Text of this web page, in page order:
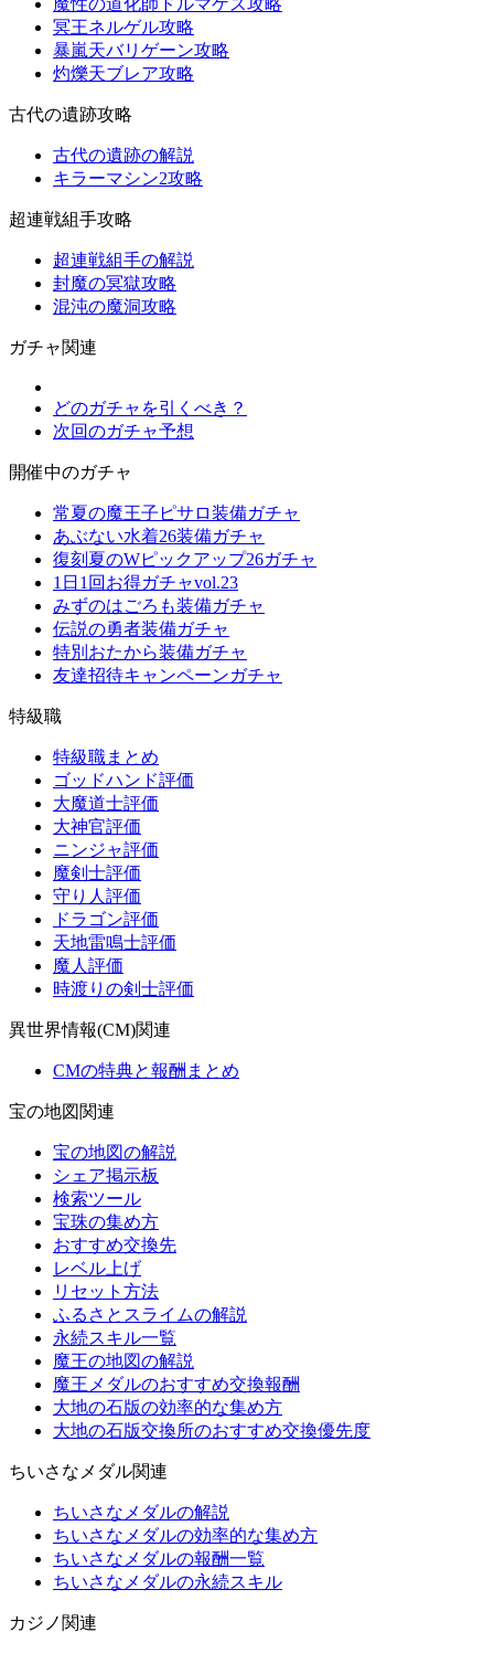
魔性の道化師ドルマゲス攻略
冥王ネルゲル攻略
暴嵐天バリゲーン攻略
灼爍天ブレア攻略
古代の遺跡攻略
古代の遺跡の解説
キラーマシン2攻略
超連戦組手攻略
超連戦組手の解説
封魔の冥獄攻略
混沌の魔洞攻略
ガチャ関連
どのガチャを引くべき？
次回のガチャ予想
開催中のガチャ
常夏の魔王子ピサロ装備ガチャ
あぶない水着26装備ガチャ
復刻夏のWピックアップ26ガチャ
1日1回お得ガチャvol.23
みずのはごろも装備ガチャ
伝説の勇者装備ガチャ
特別おたから装備ガチャ
友達招待キャンペーンガチャ
特級職
特級職まとめ
ゴッドハンド評価
大魔道士評価
大神官評価
ニンジャ評価
魔剣士評価
守り人評価
ドラゴン評価
天地雷鳴士評価
魔人評価
時渡りの剣士評価
異世界情報(CM)関連
CMの特典と報酬まとめ
宝の地図関連
宝の地図の解説
シェア掲示板
検索ツール
宝珠の集め方
おすすめ交換先
レベル上げ
リセット方法
ふるさとスライムの解説
永続スキル一覧
魔王の地図の解説
魔王メダルのおすすめ交換報酬
大地の石版の効率的な集め方
大地の石版交換所のおすすめ交換優先度
ちいさなメダル関連
ちいさなメダルの解説
ちいさなメダルの効率的な集め方
ちいさなメダルの報酬一覧
ちいさなメダルの永続スキル
カジノ関連